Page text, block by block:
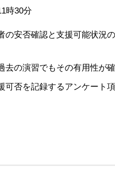
時30分
の安否確認と支援可能状況
の演習でもその有用性が確
可否を記録するアンケート